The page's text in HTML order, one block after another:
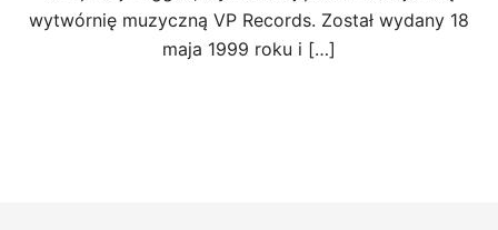
wytwórnię muzyczną VP Records. Został wydany 18
maja 1999 roku i […]